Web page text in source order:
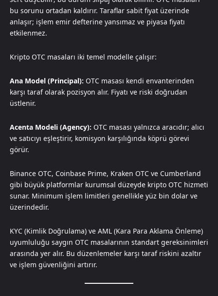
bu sorunu ortadan kaldırır. Taraflar sabit fiyat üzerinde
anlaşır; işlem emir defterine yansımaz ve piyasa fiyatı
etkilenmez.
Kripto OTC masaları iki temel modelle çalışır:
Ana Model (Principal): OTC masası kendi envanterinden
karşı taraf olarak pozisyon alır. Fiyatı ve riski doğrudan
üstlenir.
Acenta Modeli (Agency): OTC masası yalnızca aracıdır; alıcı
ve satıcıyı eşleştirir, komisyon karşılığında köprü görevi
görür.
Binance OTC, Coinbase Prime, Kraken OTC ve Cumberland
gibi büyük platformlar kurumsal düzeyde kripto OTC hizmeti
sunar. Minimum işlem limitleri genellikle yüz bin dolar ve
üzerindedir.
KYC (Kimlik Doğrulama) ve AML (Kara Para Aklama Önleme)
uyumluluğu saygın OTC masalarının standart gereksinimleri
arasında yer alır. Bu düzenlemeler karşı taraf riskini azaltır
ve işlem güvenliğini artırır.